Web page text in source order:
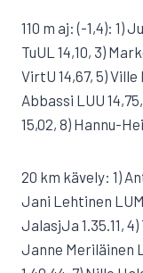
110 m aj: (-1,4): 1)
TuUL 14,10, 3)
VirtU 14,67, 5)
Abbassi LUU
15,02, 8) Hannu-
20 km kävely: 1)
Jani Lehtinen
JalasjJa 1.35.11,
Janne Meriläinen